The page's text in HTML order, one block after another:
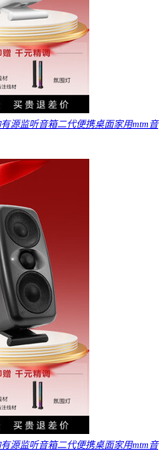
源监听音箱二代便携桌面家用mtm音
源监听音箱二代便携桌面家用mtm音